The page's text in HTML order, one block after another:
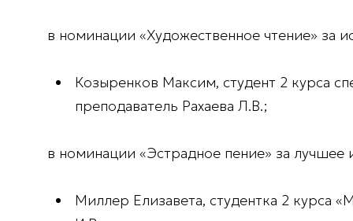
в номинации «Художественное чтение» за
Козыренков Максим, студент 2 курса
преподаватель Рахаева Л.В.;
в номинации «Эстрадное пение» за лучшее
Миллер Елизавета, студентка 2 курса